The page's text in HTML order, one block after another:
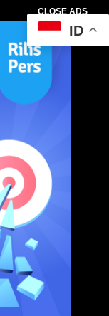
CLOSE ADS
ID